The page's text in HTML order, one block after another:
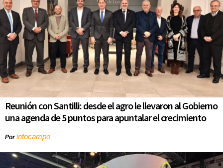
Reunión con Santilli: desde el agro le llevaron al Gobierno
una agenda de 5 puntos para apuntalar el crecimiento
Porinfocampo